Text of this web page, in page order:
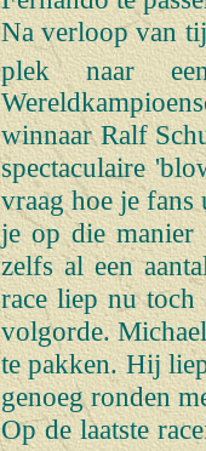
Na verloop van
plek naar
winnaar Ralf
spectaculaire
vraag hoe je
je op die manier
zelfs al een
race liep nu toch
volgorde.
te pakken. Hij
genoeg ronden
Op de laatste